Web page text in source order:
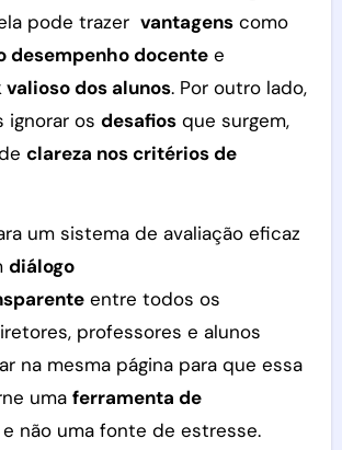
pode trazer vantagenscomo
desempenho docentee
dos alunos. Por outro lado,
ignorar os desafiosque surgem,
clareza nos critérios de
um sistema de avaliação eficaz
diálogo
entre todos os
professores e alunos
na mesma página para que essa
uma ferramenta de
não uma fonte de estresse.